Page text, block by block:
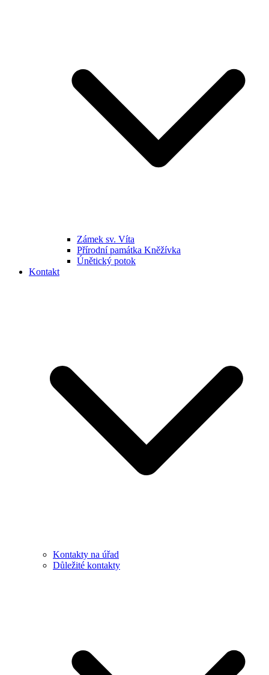
Zámek sv. Víta
Přírodní památka Kněžívka
Únětický potok
Kontakt
Kontakty na úřad
Důležité kontakty